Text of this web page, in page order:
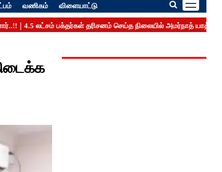
வணிகம் விளையாட்டு